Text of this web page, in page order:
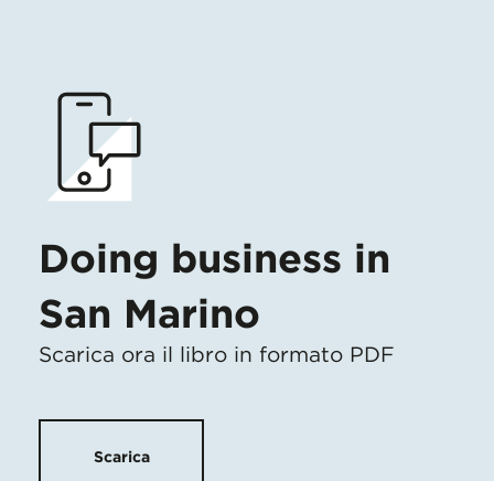
Doing business in
San Marino
Scarica ora il libro in formato PDF
Scarica